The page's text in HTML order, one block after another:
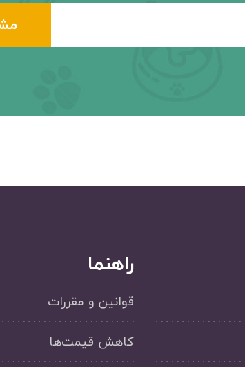
راهنما
قوانین و مقررات
کاهش قیمت‌ها